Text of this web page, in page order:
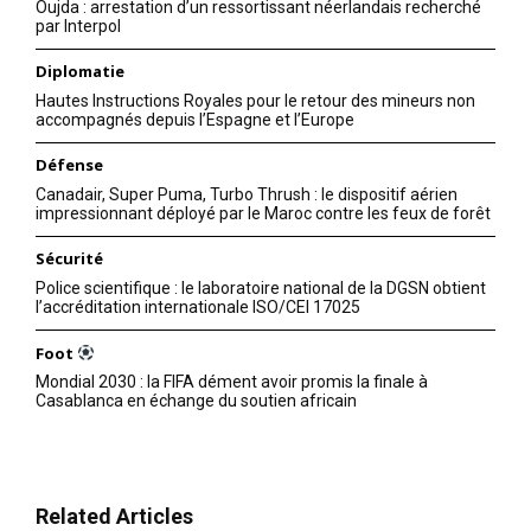
Related
Axios : Blinken a briefé
Netanyahu des discussions
avec MBS sur une éventuelle
normalisation israélo-
saoudienne
Jeudi, le secrétaire d'État
Tony Blinken s'est entretenu
avec le Premier ministre
israélien Benjamin Netanyahu
pour l'informer de ses
récentes discussions avec le
prince héritier saoudien
des relations normales avec
8 June 2023
In "Abraham Accords"
l’arrêt des pourparlers de
paix entre l’Arabie saoudite et
Israël
In "Abraham Accords"
la normalisation avec Tel Aviv
Oujda : arrestation d’un ressortissant néerlandais recherché
par Interpol
Diplomatie
Hautes Instructions Royales pour le retour des mineurs non
accompagnés depuis l’Espagne et l’Europe
Défense
Canadair, Super Puma, Turbo Thrush : le dispositif aérien
impressionnant déployé par le Maroc contre les feux de forêt
Sécurité
Police scientifique : le laboratoire national de la DGSN obtient
l’accréditation internationale ISO/CEI 17025
Foot
Mondial 2030 : la FIFA dément avoir promis la finale à
Casablanca en échange du soutien africain
Related Articles